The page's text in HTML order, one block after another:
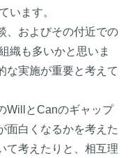
います。
、およびその付近での
織も多いかと思いま
な実施が重要と考えて
WillとCanのギャップ
面白くなるかを考えた
て考えたりと、相互理